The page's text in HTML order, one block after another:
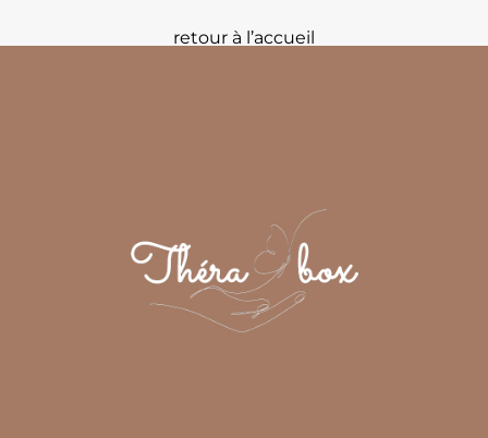
retour à l’accueil